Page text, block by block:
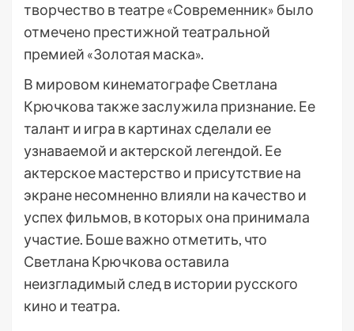
творчество в театре «Современник» было
отмечено престижной театральной
премией «Золотая маска».
В мировом кинематографе Светлана
Крючкова также заслужила признание. Ее
талант и игра в картинах сделали ее
узнаваемой и актерской легендой. Ее
актерское мастерство и присутствие на
экране несомненно влияли на качество и
успех фильмов, в которых она принимала
участие. Боше важно отметить, что
Светлана Крючкова оставила
неизгладимый след в истории русского
кино и театра.